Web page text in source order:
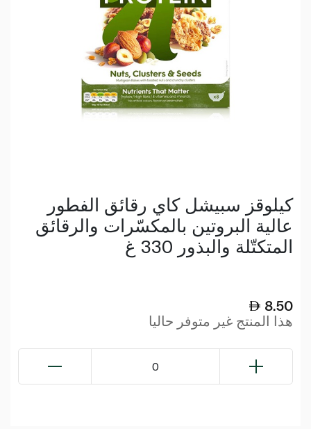
كيلوقز سبيشل كاي رقائق الفطور
عالية البروتين بالمكسّرات والرقائق
المتكتّلة والبذور 330 غ
8.50
هذا المنتج غير متوفر حاليا
0